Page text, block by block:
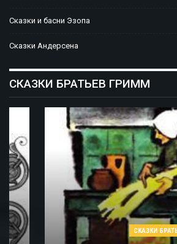
Сказки и басни Эзопа
Сказки Андерсена
СКАЗКИ БРАТЬЕВ ГРИММ
СКАЗКИ БРАТЬЕВ ГРИММ